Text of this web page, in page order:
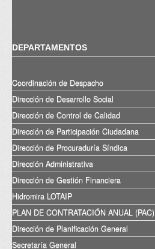
DEPARTAMENTOS
Coordinación de Despacho
Dirección de Desarrollo Social
Dirección de Control de Calidad
Dirección de Participación Ciudadana
Dirección de Procuraduría Síndica
Dirección Administrativa
Dirección de Gestión Financiera
Hidromira LOTAIP
PLAN DE CONTRATACIÓN ANUAL (PAC)
Dirección de Planificación General
Secretaría General